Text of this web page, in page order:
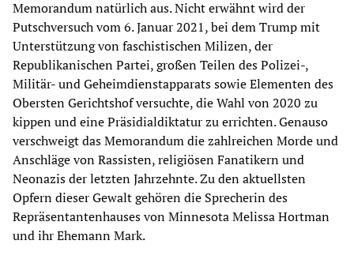
Memorandum natürlich aus. Nicht erwähnt wird der
Putschversuch vom 6. Januar 2021, bei dem Trump mit
Unterstützung von faschistischen Milizen, der
Republikanischen Partei, großen Teilen des Polizei-,
Militär- und Geheimdienstapparats sowie Elementen des
Obersten Gerichtshof versuchte, die Wahl von 2020 zu
kippen und eine Präsidialdiktatur zu errichten. Genauso
verschweigt das Memorandum die zahlreichen Morde und
Anschläge von Rassisten, religiösen Fanatikern und
Neonazis der letzten Jahrzehnte. Zu den aktuellsten
Opfern dieser Gewalt gehören die Sprecherin des
Repräsentantenhauses von Minnesota Melissa Hortman
und ihr Ehemann Mark.